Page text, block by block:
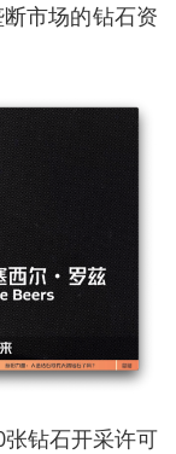
市场的钻石资
钻石开采许可